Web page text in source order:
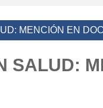
MENCIÓN EN
SALUD: